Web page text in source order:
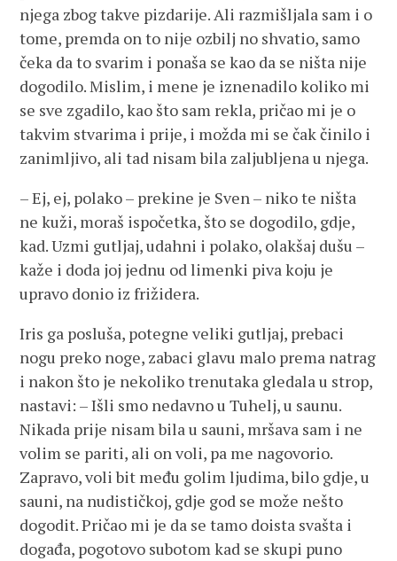
njega zbog takve pizdarije. Ali razmišljala sam i o
tome, premda on to nije ozbilj no shvatio, samo
čeka da to svarim i ponaša se kao da se ništa nije
dogodilo. Mislim, i mene je iznenadilo koliko mi
se sve zgadilo, kao što sam rekla, pričao mi je o
takvim stvarima i prije, i možda mi se čak činilo i
zanimljivo, ali tad nisam bila zaljubljena u njega.
– Ej, ej, polako – prekine je Sven – niko te ništa
ne kuži, moraš ispočetka, što se dogodilo, gdje,
kad. Uzmi gutljaj, udahni i polako, olakšaj dušu –
kaže i doda joj jednu od limenki piva koju je
upravo donio iz frižidera.
Iris ga posluša, potegne veliki gutljaj, prebaci
nogu preko noge, zabaci glavu malo prema natrag
i nakon što je nekoliko trenutaka gledala u strop,
nastavi: – Išli smo nedavno u Tuhelj, u saunu.
Nikada prije nisam bila u sauni, mršava sam i ne
volim se pariti, ali on voli, pa me nagovorio.
Zapravo, voli bit među golim ljudima, bilo gdje, u
sauni, na nudističkoj, gdje god se može nešto
dogodit. Pričao mi je da se tamo doista svašta i
događa, pogotovo subotom kad se skupi puno